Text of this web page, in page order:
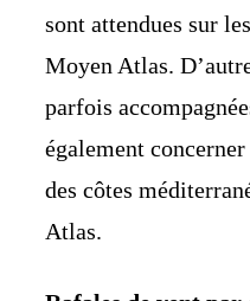
sont attendues sur
Moyen Atlas.
parfois
également
des côtes
Atlas.